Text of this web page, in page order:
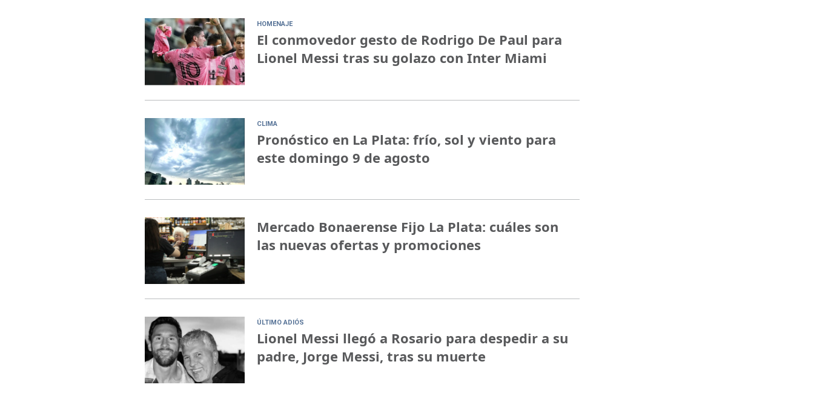
HOMENAJE
El conmovedor gesto de Rodrigo De Paul para
Lionel Messi tras su golazo con Inter Miami
CLIMA
Pronóstico en La Plata: frío, sol y viento para
este domingo 9 de agosto
Mercado Bonaerense Fijo La Plata: cuáles son
las nuevas ofertas y promociones
ÚLTIMO ADIÓS
Lionel Messi llegó a Rosario para despedir a su
padre, Jorge Messi, tras su muerte